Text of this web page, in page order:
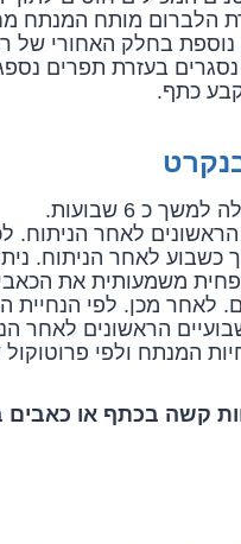
הלברום מותח המנתח
נוספת בחלק האחורי של
בעזרת תפרים
כתף.
כ 6 שבועות.
הראשונים לאחר
לאחר הניתוח.
משמעותית את
לאחר מכן. לפי
הראשונים לאחר
המנתח ולפי פרוטוקול
קשה בכתף או כאבים